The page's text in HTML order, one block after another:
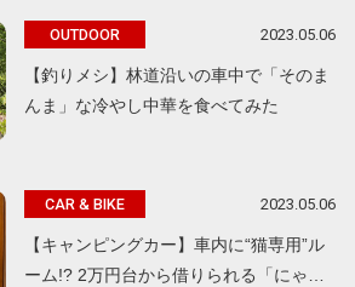
OUTDOOR 2023.05.06
【釣りメシ】林道沿いの車中で「そのま
んま」な冷やし中華を食べてみた
CAR & BIKE 2023.05.06
【キャンピングカー】車内に“猫専用”ル
ーム!? 2万円台から借りられる「にゃ…